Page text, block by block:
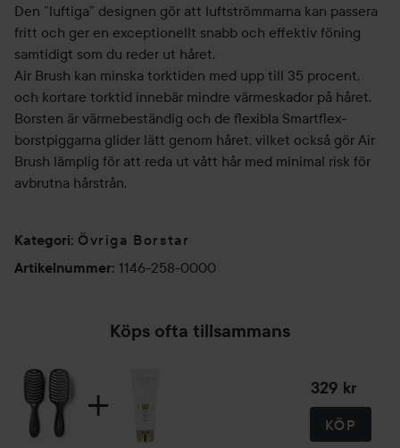
Den ”luftiga” designen gör att luftströmmarna kan passera
fritt och ger en exceptionellt snabb och effektiv föning
samtidigt som du reder ut håret.
Air Brush kan minska torktiden med upp till 35 procent,
och kortare torktid innebär mindre värmeskador på håret.
Borsten är värmebeständig och de flexibla Smartflex-
borstpiggarna glider lätt genom håret, vilket också gör Air
Brush lämplig för att reda ut vått hår med minimal risk för
avbrutna hårstrån.
Kategori: Övriga Borstar
Artikelnummer: 1146-258-0000
Köps ofta tillsammans
329 kr
KÖP